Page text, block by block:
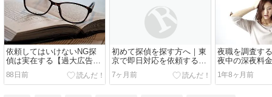
依頼してはいけないNG探
偵は実在する【過大広告や
格安料金には注意】
88日前
初めて探偵を探す方へ｜東
京で即日対応を依頼する前
7ヶ月前
夜職を調査す
夜中の深夜料
1年8ヶ月前